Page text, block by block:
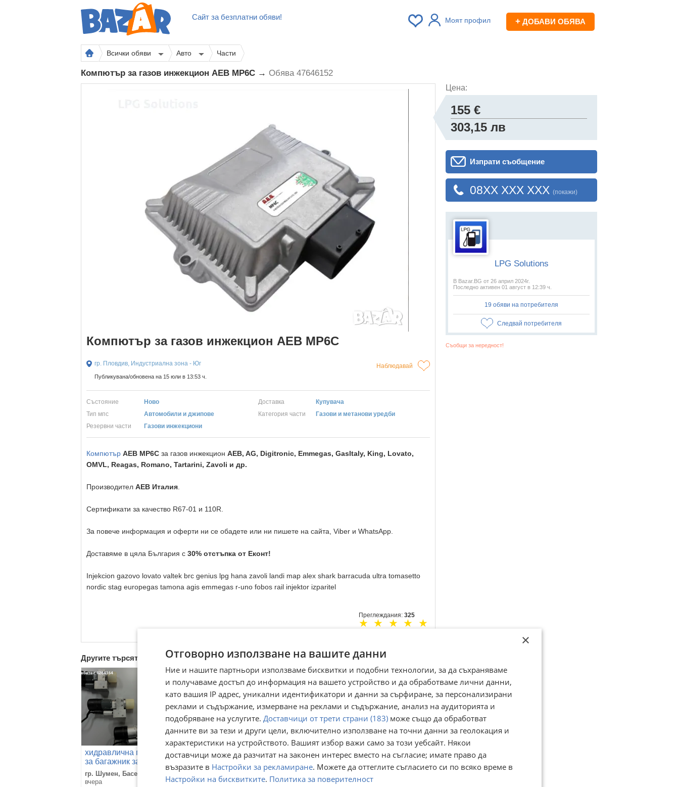
Сайт за безплатни обяви! Моят профил + ДОБАВИ ОБЯВА
Всички обяви Авто Части
Компютър за газов инжекцион AEB MP6C → Обява 47646152
Компютър за газов инжекцион AEB MP6C
гр. Пловдив, Индустриална зона - Юг Наблюдавай
Публикувана/обновена на 15 юли в 13:53 ч.
Състояние Ново Доставка
Купувача
Тип мпс
Автомобили и джипове Категория части
Газови и метанови уредби
Резервни части
Газови инжекциони
Компютър AEB MP6C за газов инжекцион AEB, AG, Digitronic, Emmegas, GasItaly, King, Lovato,
OMVL, Reagas, Romano, Tartarini, Zavoli и др.
Производител AEB Италия
Сертификати за качество R67-01 и 110R.
За повече информация и оферти ни се обадете или ни пишете на сайта, Viber и WhatsApp.
Доставяме в цяла България с 30% отстъпка от Еконт!
Injekcion gazovo lovato valtek brc genius lpg hana zavoli landi map alex shark barracuda ultra tomasetto
nordic stag europegas tamona agis emmegas r-uno fobos rail injektor izparitel
Преглеждания: 325
☆
☆
☆
☆
☆
Другите търсят също
хидравлична помпа
за багажник за
w164 ; x164 ; w251
гр. Шумен, Басейна
вчера
Компютър за газов
инжекцион
KING/AEB/VENTO/BiGas
2568D
гр. Плевен, Широк
център
25 юли
компютър ECU
инжекцион
гр. София, Надежда 1
22 април
компютър AEB MP
8C с OBD за 8 цил-
компютър / ECU /
газов инжекцион
16 юли
Цена:
155 €
303,15 лв
Изпрати съобщение
08XX XXX XXX (покажи)
LPG Solutions
В Bazar.BG от 26 април 2024г.
Последно активен 01 август в 12:39 ч.
19 обяви на потребителя
Следвай потребителя
Съобщи за нередност!
×
Отговорно използване на вашите данни
Ние и нашите партньори използваме бисквитки и подобни технологии, за да съхраняваме
и получаваме достъп до информация на вашето устройство и да обработваме лични данни,
като вашия IP адрес, уникални идентификатори и данни за сърфиране, за персонализирани
реклами и съдържание, измерване на реклами и съдържание, анализ на аудиторията и
подобряване на услугите. Доставчици от трети страни (183) може също да обработват
данните ви за тези и други цели, включително използване на точни данни за геолокация и
характеристики на устройството. Вашият избор важи само за този уебсайт. Някои
доставчици може да разчитат на законен интерес вместо на съгласие; имате право да
възразите в Настройки за рекламиране. Можете да оттеглите съгласието си по всяко време в
Настройки на бисквитките. Политика за поверителност